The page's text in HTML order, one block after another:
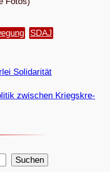
SDAJ
Solidarität
zwi­schen Kriegs­kre­
Suchen